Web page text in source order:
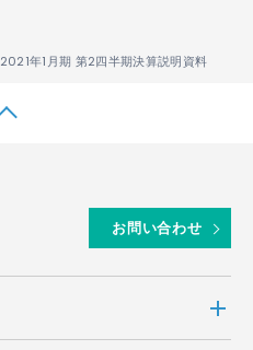
2021年1月期 第2四半期決算説明資料
お問い合わせ